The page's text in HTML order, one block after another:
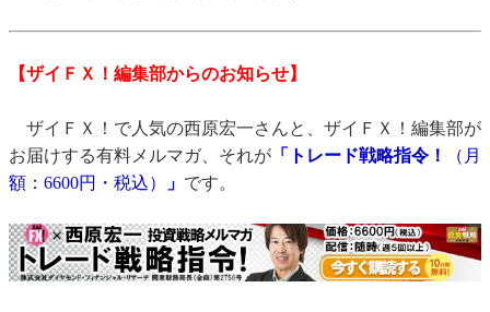
【ザイＦＸ！編集部からのお知らせ】
ザイＦＸ！で人気の西原宏一さんと、ザイＦＸ！編集部が
お届けする有料メルマガ、それが 「トレード戦略指令！
（月
額：6600円・税込）
」 です。